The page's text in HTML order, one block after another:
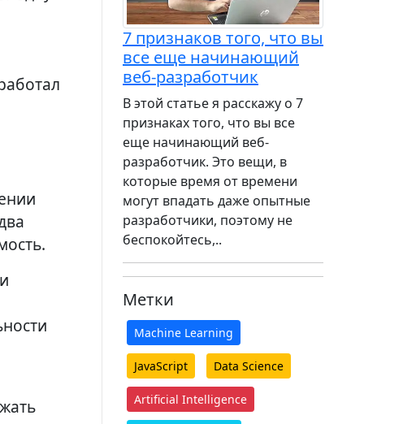
7 признаков того, что вы
все еще начинающий
веб-разработчик
В этой статье я расскажу о 7
признаках того, что вы все
еще начинающий веб-
разработчик. Это вещи, в
которые время от времени
могут впадать даже опытные
разработчики, поэтому не
беспокойтесь,..
Метки
Machine Learning
JavaScript Data Science
Artificial Intelligence